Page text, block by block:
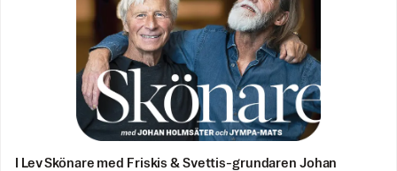
I Lev Skönare med Friskis & Svettis-grundaren Johan